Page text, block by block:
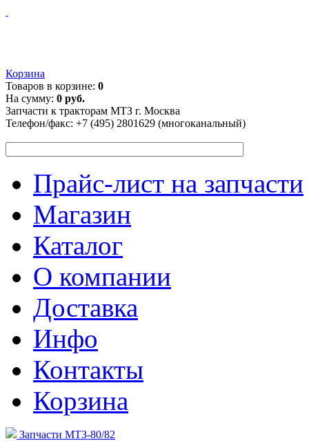
Корзина
Товаров в корзине: 0
На сумму: 0 руб.
Запчасти к тракторам МТЗ г. Москва
Телефон/факс: +7 (495) 2801629 (многоканальный)
Прайс-лист на запчасти
Магазин
Каталог
О компании
Доставка
Инфо
Контакты
Корзина
Запчасти МТЗ-80/82